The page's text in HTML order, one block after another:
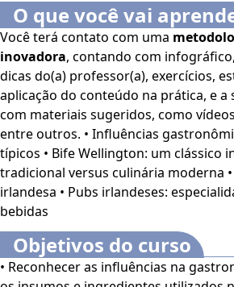
O que você vai
Você terá contato com uma
inovadora, contando com
dicas do(a) professor(a), exercícios,
aplicação do conteúdo na prática, e a
com materiais sugeridos, como
entre outros. • Influências gastronômicas • Ingredientes
típicos • Bife Wellington: um clássico
tradicional versus culinária moderna
irlandesa • Pubs irlandeses:
bebidas
Objetivos do curso
• Reconhecer as influências na